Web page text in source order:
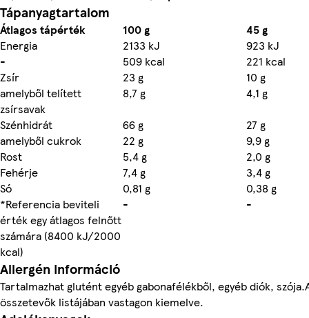
Tápanyagtartalom
Átlagos tápérték 100 g
45 g
Energia
2133 kJ
923 kJ
-
509 kcal
221 kcal
Zsír
23 g
10 g
amelyből telített
zsírsavak
8,7 g
4,1 g
Szénhidrát
66 g
27 g
amelyből cukrok
22 g
9,9 g
Rost
5,4 g
2,0 g
Fehérje
7,4 g
3,4 g
Só
0,81 g
0,38 g
*Referencia beviteli
érték egy átlagos felnőtt
számára (8400 kJ/2000
kcal)
- -
Allergén információ
Tartalmazhat glutént egyéb gabonafélékből, egyéb diók,
összetevők listájában vastagon kiemelve.